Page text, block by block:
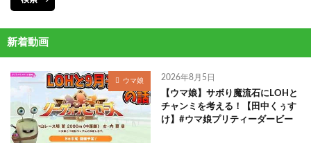
新着動画
ウマ娘 2026年8月5日
【ウマ娘】サボり魔流石にLOHと
チャンミを考える！【田中くぅす
け】#ウマ娘プリティーダービー